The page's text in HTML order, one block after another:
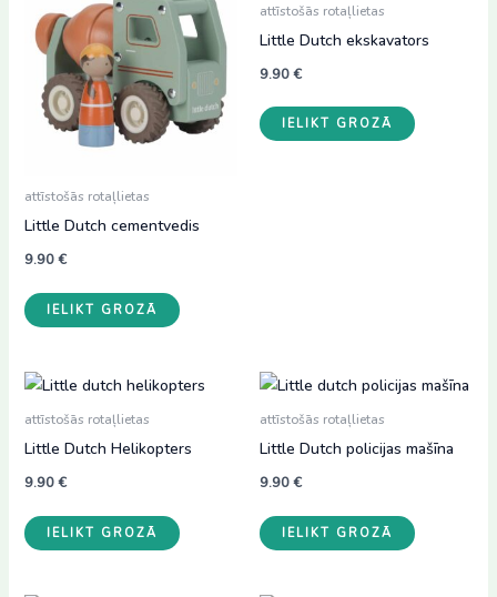
attīstošās rotaļlietas
Little Dutch cementvedis
9.90€
IELIKT GROZĀ
attīstošās rotaļlietas
Little Dutch ekskavators
9.90€
IELIKT GROZĀ
attīstošās rotaļlietas
Little Dutch Helikopters
9.90€
IELIKT GROZĀ
attīstošās rotaļlietas
Little Dutch policijas mašīna
9.90€
IELIKT GROZĀ